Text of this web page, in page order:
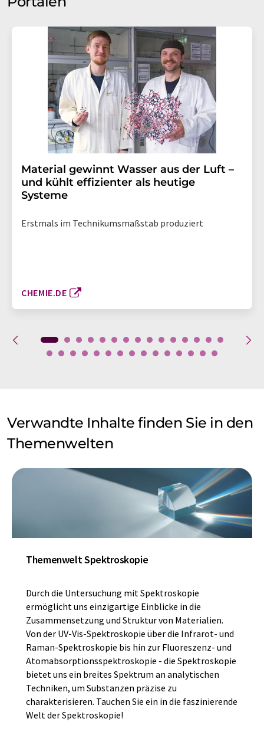
Material gewinnt Wasser aus der Luft –
und kühlt effizienter als heutige
Systeme
Erstmals im Technikumsmaßstab produziert
CHEMIE.DE
Verwandte Inhalte finden Sie in den
Themenwelten
Themenwelt Spektroskopie
Durch die Untersuchung mit Spektroskopie
ermöglicht uns einzigartige Einblicke in die
Zusammensetzung und Struktur von Materialien.
Von der UV-Vis-Spektroskopie über die Infrarot- und
Raman-Spektroskopie bis hin zur Fluoreszenz- und
Atomabsorptionsspektroskopie - die Spektroskopie
bietet uns ein breites Spektrum an analytischen
Techniken, um Substanzen präzise zu
charakterisieren. Tauchen Sie ein in die faszinierende
Welt der Spektroskopie!